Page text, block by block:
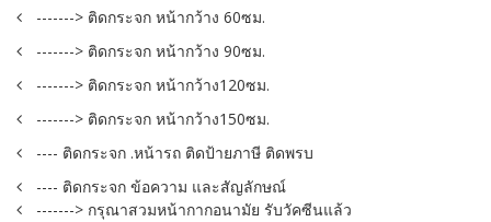
-------> ติดกระจก หน้ากว้าง 60ซม.
-------> ติดกระจก หน้ากว้าง 90ซม.
-------> ติดกระจก หน้ากว้าง120ซม.
-------> ติดกระจก หน้ากว้าง150ซม.
---- ติดกระจก .หน้ารถ ติดป้ายภาษี ติดพรบ
---- ติดกระจก ข้อความ และสัญลักษณ์
-------> กรุณาสวมหน้ากากอนามัย รับวัคซีนแล้ว